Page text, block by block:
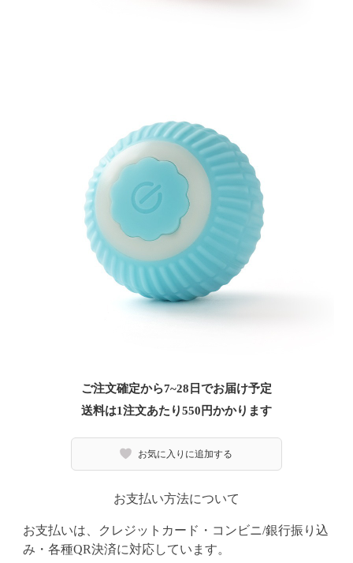
ご注文確定から7~28日でお届け予定
送料は1注文あたり550 円かかります
お気に入りに追加する
お支払い方法について
お支払いは、クレジットカード・コンビニ/銀行振り込
み・各種QR決済に対応しています。